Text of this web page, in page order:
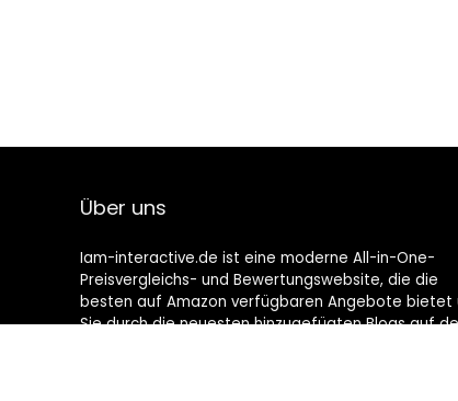
Über uns
Iam-interactive.de ist eine moderne All-in-One-
Preisvergleichs- und Bewertungswebsite, die die
besten auf Amazon verfügbaren Angebote bietet
Sie durch die neuesten hinzugefügten Blogs auf